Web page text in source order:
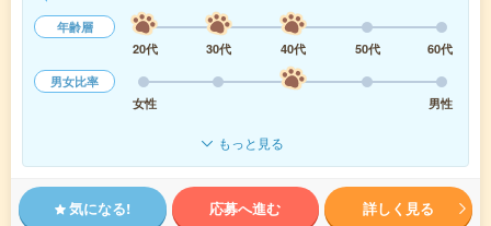
年齢層
20代
30代 40代 50代
60代
男女比率
女性
男性
もっと見る
気になる! 応募へ進む 詳しく見る